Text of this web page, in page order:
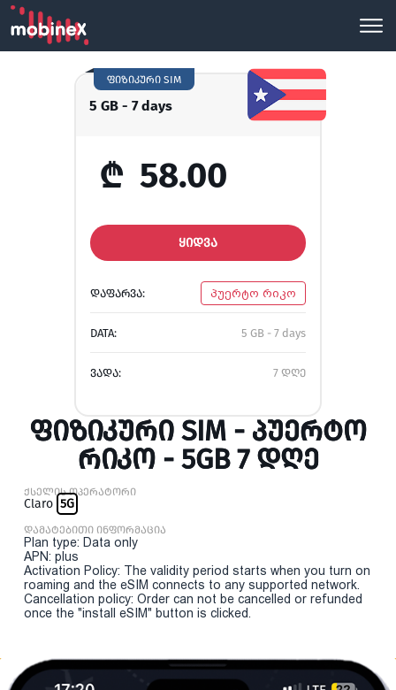
5 GB - 7 days
ფიზიკური SIM
₾ 58.00
ᲧᲘᲓᲕᲐ
ᲓᲐᲤᲐᲠᲕᲐ: პუერტო რიკო
DATA: 5 GB - 7 days
ᲕᲐᲓᲐ: 7 დღე
ᲤᲘᲖᲘᲙᲣᲠᲘ SIM - ᲞᲣᲔᲠᲢᲝ
ᲠᲘᲙᲝ - 5GB 7 ᲓᲦᲔ
ქსელის ოპერატორი
Claro 5G
დამატებითი ინფორმაცია
Plan type: Data only
APN: plus
Activation Policy: The validity period starts when you turn on
roaming and the eSIM connects to any supported network.
Cancellation policy: Order can not be cancelled or refunded
once the "install eSIM" button is clicked.